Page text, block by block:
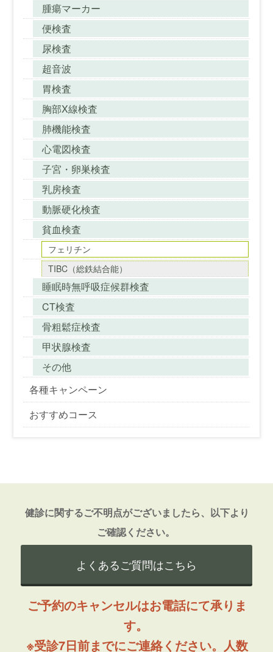
腫瘍マーカー
便検査
尿検査
超音波
胃検査
胸部X線検査
肺機能検査
心電図検査
子宮・卵巣検査
乳房検査
動脈硬化検査
貧血検査
フェリチン
TIBC（総鉄結合能）
睡眠時無呼吸症候群検査
CT検査
骨粗鬆症検査
甲状腺検査
その他
各種キャンペーン
おすすめコース
健診に関するご不明点がございましたら、以下より
ご確認ください。
よくあるご質問はこちら
ご予約のキャンセルはお電話にて承りま
す。
※受診7日前までにご連絡ください。人数